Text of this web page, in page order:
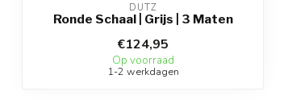
DUTZ
Ronde Schaal | Grijs | 3 Maten
€124,95
Op voorraad
1-2 werkdagen